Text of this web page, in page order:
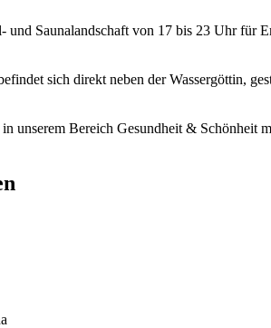
und Saunalandschaft von 17 bis 23 Uhr für
sich direkt neben der Wassergöttin,
unserem Bereich Gesundheit & Schönheit